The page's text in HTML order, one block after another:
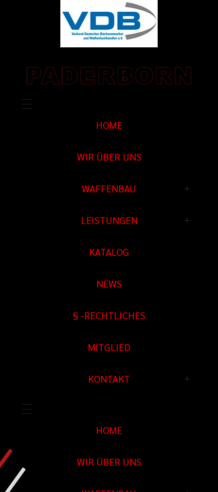
HOME
WIR ÜBER UNS
WAFFENBAU
Waffen Reparatur
Sonderanfertigungen
Überarbeitungen
Restauration
LEISTUNGEN
Sportwaffen spezial
Munition
KATALOG
NEWS
§ -RECHTLICHES
MITGLIED
KONTAKT
HOME
WIR ÜBER UNS